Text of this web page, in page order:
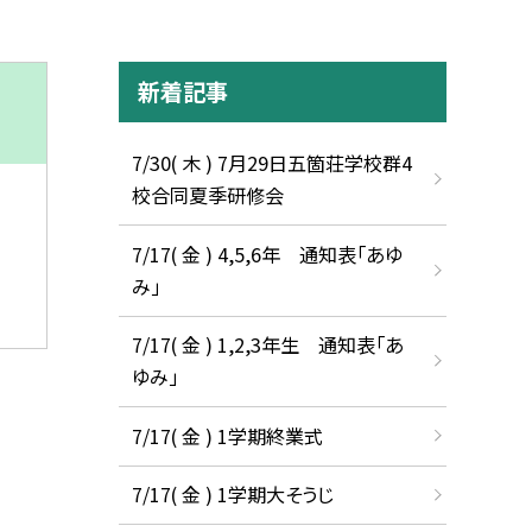
新着記事
7/30( 木 ) 7月29日五箇荘学校群4
校合同夏季研修会
7/17( 金 ) 4,5,6年 通知表「あゆ
み」
7/17( 金 ) 1,2,3年生 通知表「あ
ゆみ」
7/17( 金 ) 1学期終業式
7/17( 金 ) 1学期大そうじ